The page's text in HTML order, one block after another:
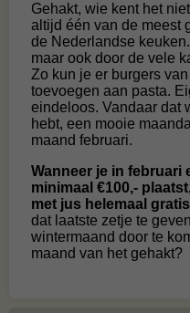
Gehakt, wie kent het
altijd één van de meest
de Nederlandse
maar ook door de vele
Zo kun je er burgers
toevoegen aan pasta.
eindeloos. Vandaar dat
hebt, een mooie
maand februari.
Wanneer je in februari
minimaal €100,-
met jus helemaal
dat laatste zetje te
wintermaand door te
maand van het gehakt?